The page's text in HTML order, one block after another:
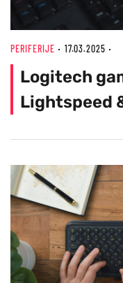
PERIFERIJE 17.03.2025
Logitech
Lightspeed